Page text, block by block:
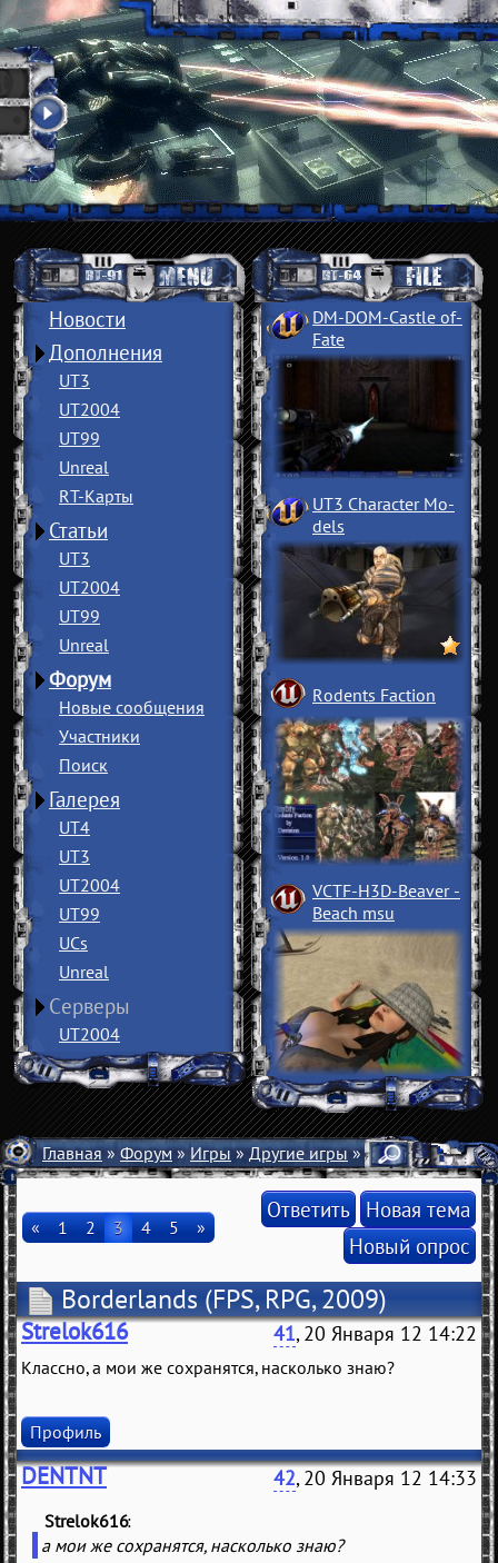
Новости
Дополнения
UT3
UT2004
UT99
Unreal
RT-Карты
Статьи
UT3
UT2004
UT99
Unreal
Форум
Новые сообщения
Участники
Поиск
Галерея
UT4
UT3
UT2004
UT99
UCs
Unreal
Серверы
UT2004
DM-DOM-Castle of­
Fate
UT3 Character Mo­
dels
Rodents Faction
VCTF-H3D-Beaver ­
Beach msu
Главная»Форум»Игры»Другие игры» Borderlands
« 1 2 3 4 5 »
Ответить Новая тема
Новый опрос
Borderlands (FPS, RPG, 2009)
Strelok616 41, 20 Января 12 14:22
Классно, а мои же сохранятся, насколько знаю?
Профиль
DENTNT 42, 20 Января 12 14:33
Strelok616
а мои же сохранятся, насколько знаю?